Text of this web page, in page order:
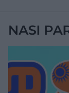
NASI